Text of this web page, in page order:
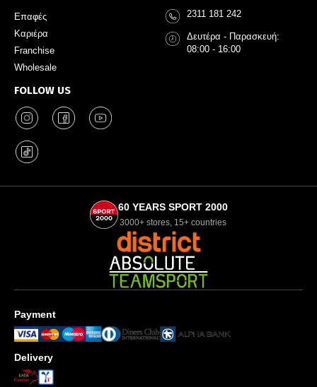
Επαφές
Καριέρα
Franchise
Wholesale
FOLLOW US
2311 181 242
Δευτέρα - Παρασκευή:
08:00 - 16:00
60 YEARS SPORT 2000
3000+ stores, 15+ countries
Payment
Delivery